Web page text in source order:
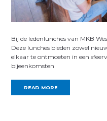
Bij de ledenlunches van MKB
Deze lunches bieden zowel
elkaar te ontmoeten in een
bijeenkomsten
READ MORE